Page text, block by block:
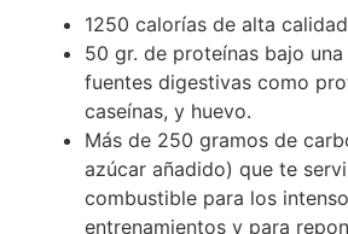
1250 calorías de alta
50 gr. de proteínas bajo
fuentes digestivas como
caseínas, y huevo.
Más de 250 gramos de
azúcar añadido) que te
combustible para los
entrenamientos y para